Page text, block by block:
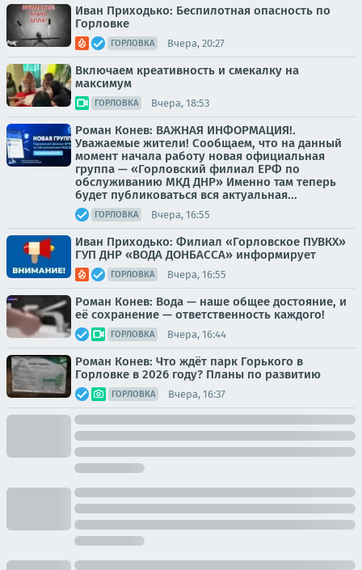
Иван Приходько: Беспилотная опасность по
Горловке
ГОРЛОВКА Вчера, 20:27
Включаем креативность и смекалку на
максимум
ГОРЛОВКА Вчера, 18:53
Роман Конев: ВАЖНАЯ ИНФОРМАЦИЯ!.
Уважаемые жители! Сообщаем, что на данный
момент начала работу новая официальная
группа — «Горловский филиал ЕРФ по
обслуживанию МКД ДНР» Именно там теперь
будет публиковаться вся актуальная...
ГОРЛОВКА Вчера, 16:55
Иван Приходько: Филиал «Горловское ПУВКХ»
ГУП ДНР «ВОДА ДОНБАССА» информирует
ГОРЛОВКА Вчера, 16:55
Роман Конев: Вода — наше общее достояние, и
её сохранение — ответственность каждого!
ГОРЛОВКА Вчера, 16:44
Роман Конев: Что ждёт парк Горького в
Горловке в 2026 году? Планы по развитию
ГОРЛОВКА Вчера, 16:37